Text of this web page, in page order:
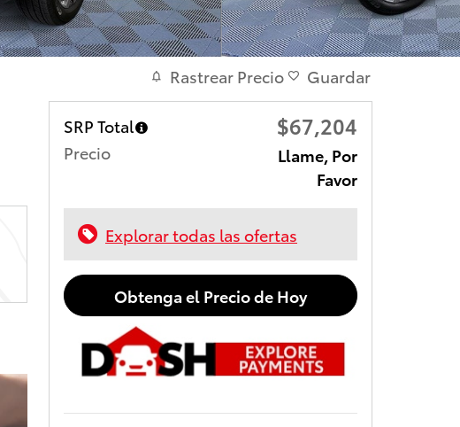
Rastrear Precio Guardar
SRP Total $67,204
Precio
Llame, Por
Favor
Explorar todas las ofertas
Obtenga el Precio de Hoy